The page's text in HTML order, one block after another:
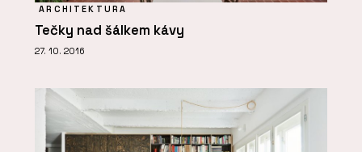
ARCHITEKTURA
Tečky nad šálkem kávy
27. 10. 2016